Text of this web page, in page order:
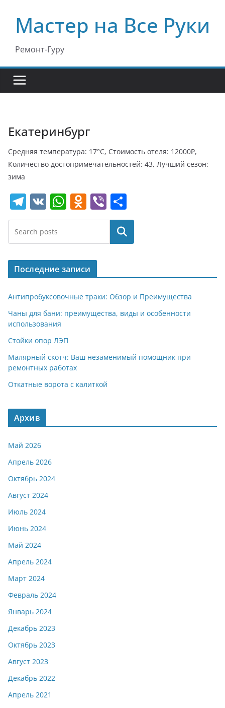
содержимому
Мастер на Все Руки
Ремонт-Гуру
Екатеринбург
Средняя температура: 17°C, Стоимость отеля: 12000₽,
Количество достопримечательностей: 43, Лучший сезон:
зима
T
el
e
gr
a
m
V
K
W
h
s
A
p
p
O
d
o
kl
a
ss
ni
Vi
b
er
т
п
р
в
и
т
Поиск
Последние записи
Антипробуксовочные траки: Обзор и Преимущества
Чаны для бани: преимущества, виды и особенности
использования
Стойки опор ЛЭП
Малярный скотч: Ваш незаменимый помощник при
ремонтных работах
Откатные ворота с калиткой
Архив
Май 2026
Апрель 2026
Октябрь 2024
Август 2024
Июль 2024
Июнь 2024
Май 2024
Апрель 2024
Март 2024
Февраль 2024
Январь 2024
Декабрь 2023
Октябрь 2023
Август 2023
Декабрь 2022
Апрель 2021